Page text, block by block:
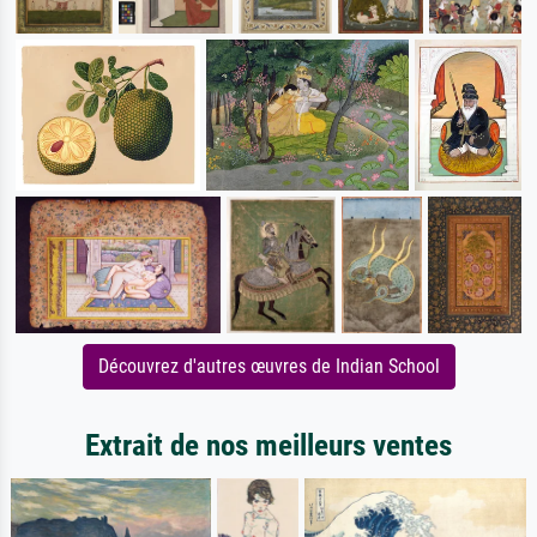
Découvrez d'autres œuvres de Indian School
Extrait de nos meilleurs ventes